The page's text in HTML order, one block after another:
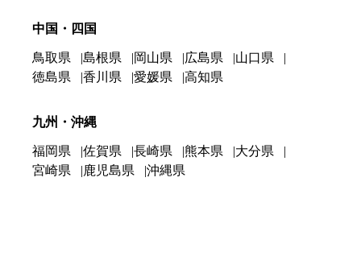
中国・四国
鳥取県 島根県 岡山県 広島県
山口県
徳島県
香川県 愛媛県 高知県
九州・沖縄
福岡県 佐賀県 長崎県 熊本県
大分県
宮崎県
鹿児島県 沖縄県